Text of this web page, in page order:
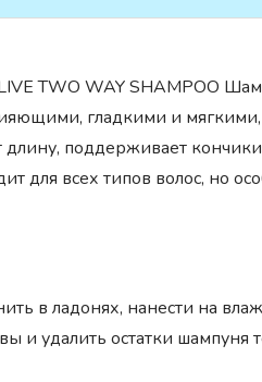
TWO WAY SHAMPOO
гладкими и
длину, поддерживает
для всех типов волос, но
в ладонях, нанести на
удалить остатки шампуня